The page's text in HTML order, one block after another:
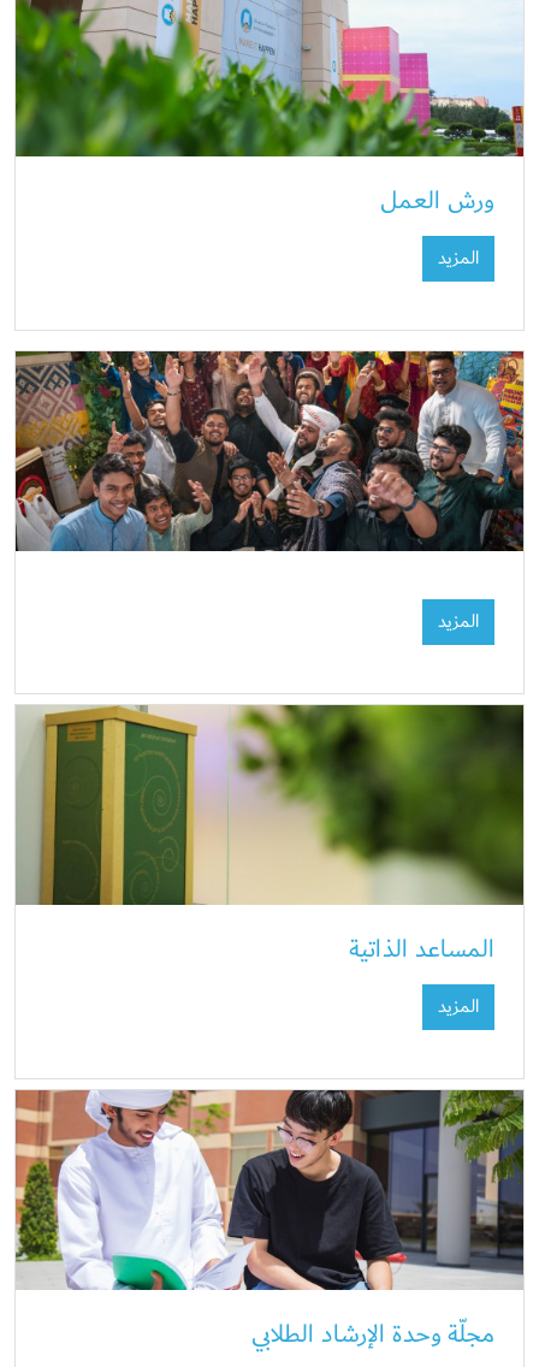
ورش العمل
المزيد
المزيد
المساعد الذاتية
المزيد
مجلّة وحدة الإرشاد الطلابي